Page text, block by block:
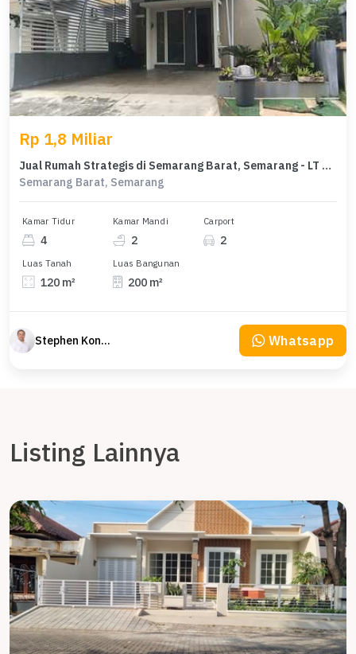
Rp 1,8 Miliar
Jual Rumah Strategis di Semarang Barat, Semarang - LT 120m²
Semarang Barat, Semarang
Kamar Tidur
4
Kamar Mandi
2
Carport
2
Luas Tanah
120 m²
Luas Bangunan
200 m²
Stephen Konsultan Properti Whatsapp
Listing Lainnya